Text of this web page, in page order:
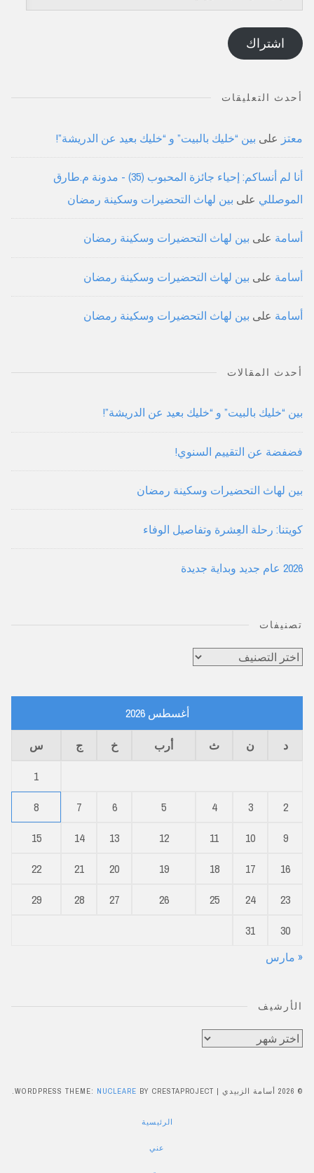
البريد
الإلكتروني
اشتراك
أحدث التعليقات
معتز على بين “خليك بالبيت” و “خليك بعيد عن الدريشة”!
أنا لم أنساكم: إحياء جائزة المحبوب (35) - مدونة م.طارق
الموصللي على بين لهاث التحضيرات وسكينة رمضان
أسامة على بين لهاث التحضيرات وسكينة رمضان
أسامة على بين لهاث التحضيرات وسكينة رمضان
أسامة على بين لهاث التحضيرات وسكينة رمضان
أحدث المقالات
بين “خليك بالبيت” و “خليك بعيد عن الدريشة”!
فضفضة عن التقييم السنوي!
بين لهاث التحضيرات وسكينة رمضان
كويتنا: رحلة العِشرة وتفاصيل الوفاء
2026 عام جديد وبداية جديدة
تصنيفات
تصنيفات
أغسطس 2026
د ن ث أرب خ ج
س
1
2
3
4
5
6
7
8
9
10
11
12
13
14
15
16
17
18
19
20
21
22
23
24
25
26
27
28
29
30
31
« مارس
الأرشيف
الأرشيف
© 2026 أسامة الزبيدي |
WORDPRESS THEME: NUCLEARE BY CRESTAPROJECT.
الرئيسية
عني